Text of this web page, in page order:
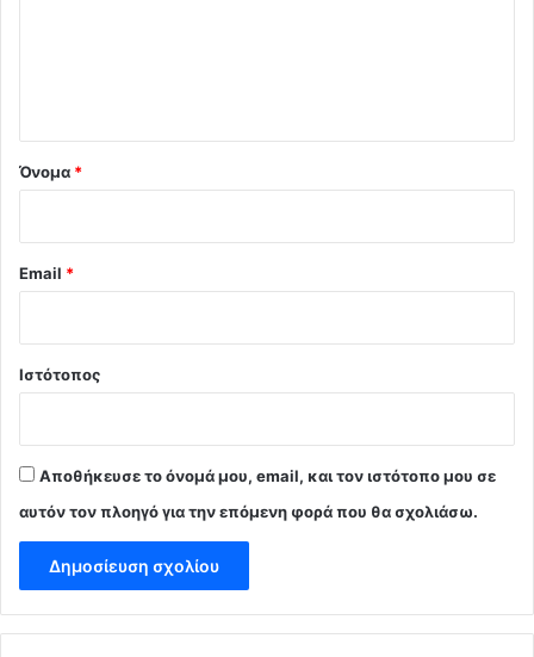
Όνομα *
Email *
Ιστότοπος
Αποθήκευσε το όνομά μου, email, και τον ιστότοπο μου σε
αυτόν τον πλοηγό για την επόμενη φορά που θα σχολιάσω.